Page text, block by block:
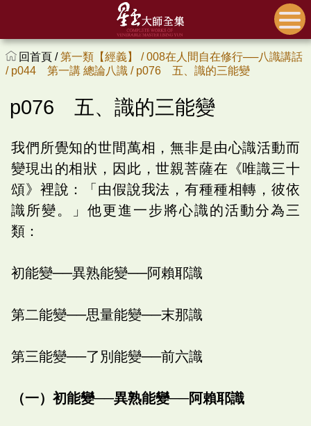
回首頁 /第一類【經義】 /008在人間自在修行──八識講話
/ p044 第一講 總論八識 / p076 五、識的三能變
p076 五、識的三能變
我們所覺知的世間萬相，無非是由心識活動而
變現出的相狀，因此，世親菩薩在《唯識三十
頌》裡說：「由假說我法，有種種相轉，彼依
識所變。」他更進一步將心識的活動分為三
類：
初能變──異熟能變──阿賴耶識
第二能變──思量能變──末那識
第三能變──了別能變──前六識
（一）初能變──異熟能變──阿賴耶識